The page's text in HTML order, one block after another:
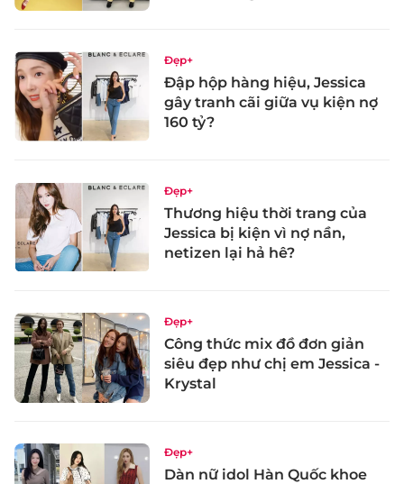
Đẹp+
Đập hộp hàng hiệu, Jessica
gây tranh cãi giữa vụ kiện nợ
160 tỷ?
Đẹp+
Thương hiệu thời trang của
Jessica bị kiện vì nợ nần,
netizen lại hả hê?
Đẹp+
Công thức mix đồ đơn giản
siêu đẹp như chị em Jessica -
Krystal
Đẹp+
Dàn nữ idol Hàn Quốc khoe